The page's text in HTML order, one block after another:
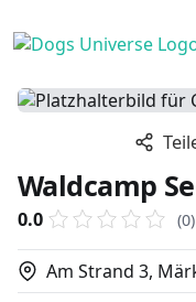
Waldcamp
0.0 (0)
Am Strand 3,